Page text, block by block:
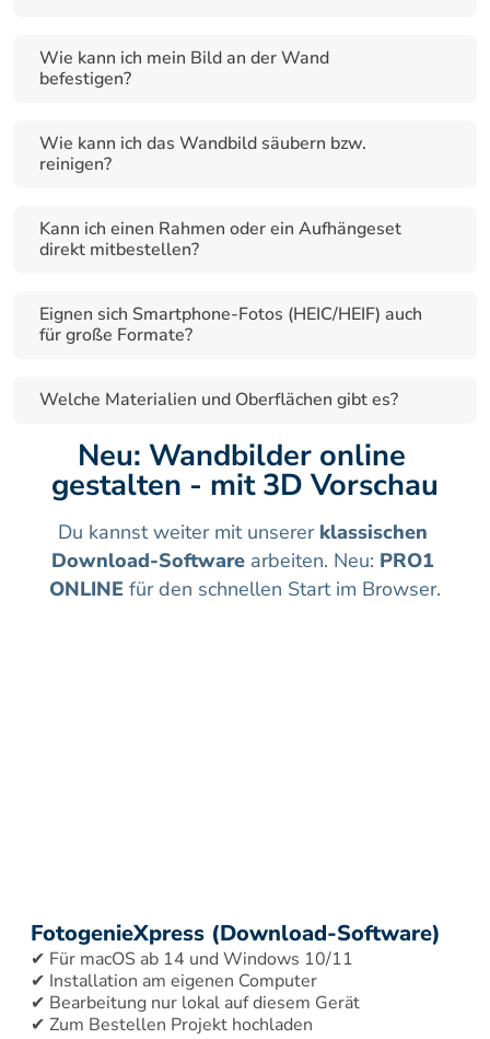
Wie kann ich mein Bild an der Wand
befestigen?
Wie kann ich das Wandbild säubern bzw.
reinigen?
Kann ich einen Rahmen oder ein Aufhängeset
direkt mitbestellen?
Eignen sich Smartphone-Fotos (HEIC/HEIF) auch
für große Formate?
Welche Materialien und Oberflächen gibt es?
Neu: Wandbilder online
gestalten - mit 3D Vorschau
Du kannst weiter mit unserer klassischen
Download-Software arbeiten. Neu: PRO1
ONLINE für den schnellen Start im Browser.
FotogenieXpress (Download-Software)
✔ Für macOS ab 14 und Windows 10/11
✔ Installation am eigenen Computer
✔ Bearbeitung nur lokal auf diesem Gerät